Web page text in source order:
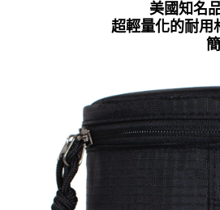
美國知名
超輕量化的耐用